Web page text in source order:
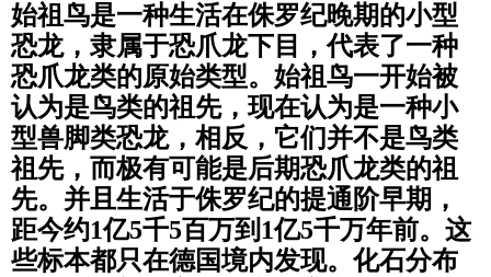
始祖鸟是一种生活在侏罗纪晚期的小型
恐龙，隶属于恐爪龙下目，代表了一种
恐爪龙类的原始类型。始祖鸟一开始被
认为是鸟类的祖先，现在认为是一种小
型兽脚类恐龙，相反，它们并不是鸟类
祖先，而极有可能是后期恐爪龙类的祖
先。并且生活于侏罗纪的提通阶早期，
距今约1亿5千5百万到1亿5千万年前。这
些标本都只在德国境内发现。化石分布